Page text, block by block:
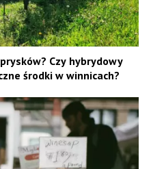
Czy hybrydowy
środki w winnicach?